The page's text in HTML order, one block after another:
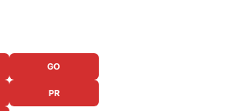
GO
PR